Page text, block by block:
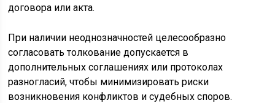
договора или акта.
При наличии неоднозначностей целесообразно
согласовать толкование допускается в
дополнительных соглашениях или протоколах
разногласий, чтобы минимизировать риски
возникновения конфликтов и судебных споров.